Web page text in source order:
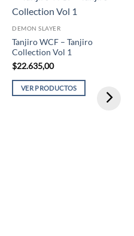
DEMON SLAYER
Tanjiro WCF – Tanjiro
Collection Vol 1
$22.635,00
VER PRODUCTOS